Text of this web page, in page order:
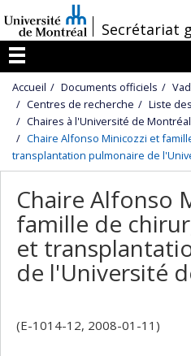
au
contenu
/
Secrétariat
Menu
Accueil Documents officiels
Centres de recherche
Liste
Chaires à l'Université de Montréal
Chaire Alfonso Minicozzi et
transplantation pulmonaire de
Chaire Alfonso
famille de
et
de l'Université
(E-1014-12, 2008-01-11)